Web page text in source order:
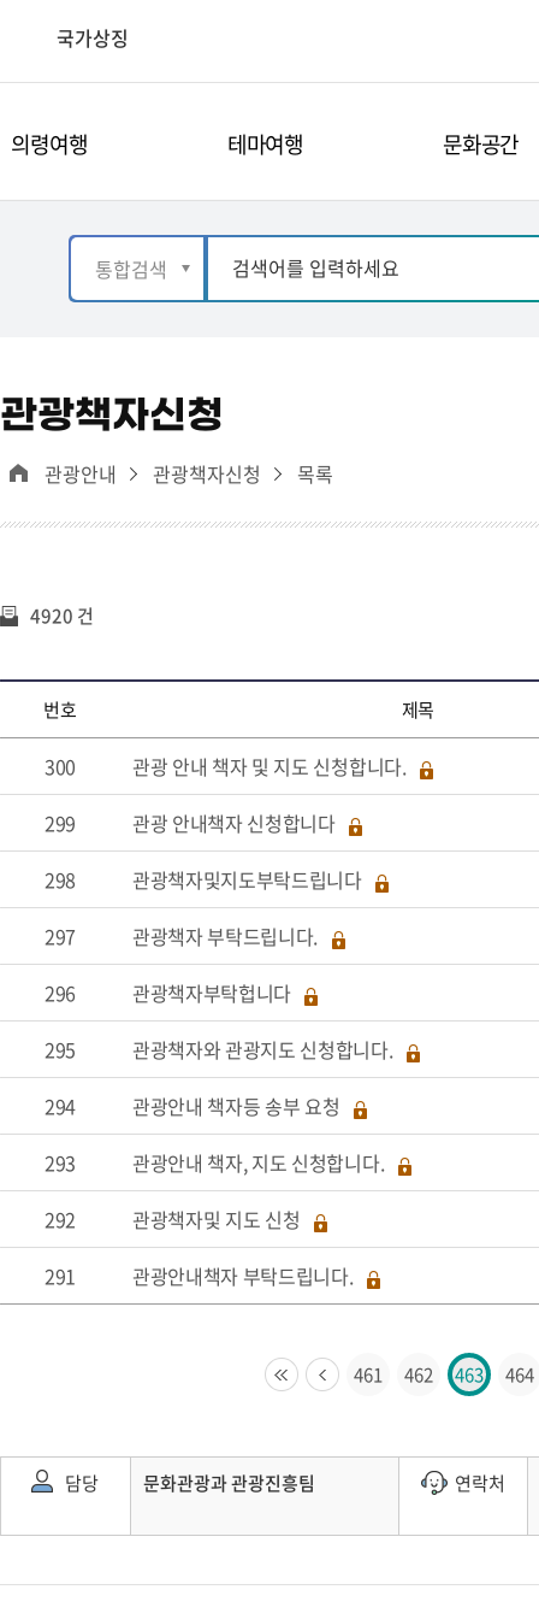
국가상징
의령여행 테마여행 문화공간
관광책자신청
관광안내 관광책자신청 목록
4920 건
번호 제목
300 관광 안내 책자 및 지도 신청합니다.
299
관광 안내책자 신청합니다
298
관광책자및지도부탁드립니다
297
관광책자 부탁드립니다.
296
관광책자부탁헙니다
295
관광책자와 관광지도 신청합니다.
294
관광안내 책자등 송부 요청
293
관광안내 책자, 지도 신청합니다.
292
관광책자및 지도 신청
291
관광안내책자 부탁드립니다.
461 462 463 464
담당 문화관광과 관광진흥팀 연락처